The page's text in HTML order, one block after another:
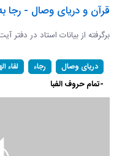
قرآن و دریای وصال - رجا
برگرفته از بیانات استاد در دفتر
دریای وصال رجاء لقاء
-تمام حروف الفبا